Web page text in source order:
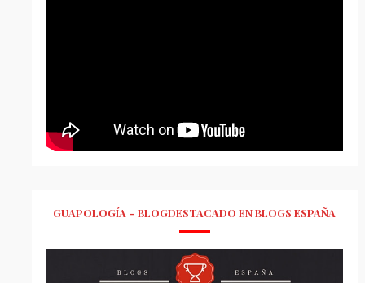
GUAPOLOGÍA – BLOGDESTACADO EN BLOGS ESPAÑA